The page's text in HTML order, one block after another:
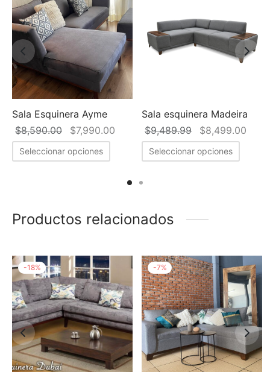
precio
es:
Sala Esquinera Ayme
$8,590.00
El precio
original
era:
$7,990.00
El precio
actual es:
$7,990.00.
Seleccionar opciones
Sala esquinera Madeira
$9,489.99
El precio
original
era:
$8,499.00
Seleccionar opciones
Productos relacionados
-18% -7%